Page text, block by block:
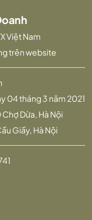
04 tháng 3 năm 2021
Chợ Dừa, Hà Nội
Giấy, Hà Nội
Việt Nam
trên website